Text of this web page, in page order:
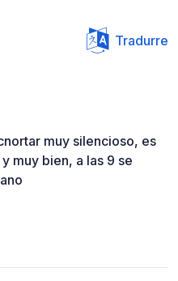
Tradurre
muy silencioso, es
muy bien, a las 9 se